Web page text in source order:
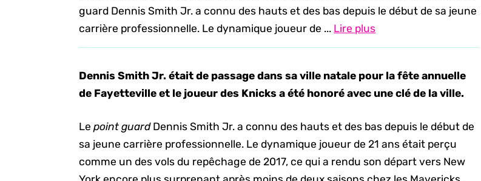
guard Dennis Smith Jr. a connu des hauts et des bas depuis le début de sa jeune
carrière professionnelle. Le dynamique joueur de ... Lire plus
Dennis Smith Jr. était de passage dans sa ville natale pour la fête annuelle
de Fayetteville et le joueur des Knicks a été honoré avec une clé de la ville.
Lepoint guard Dennis Smith Jr. a connu des hauts et des bas depuis le début de
sa jeune carrière professionnelle. Le dynamique joueur de 21 ans était perçu
comme un des vols du repêchage de 2017, ce qui a rendu son départ vers New